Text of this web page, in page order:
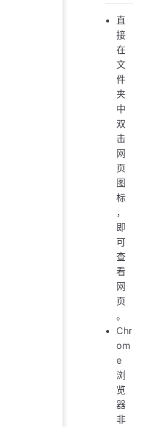
直
接
在
文
件
夹
中
双
击
网
页
图
标
，
即
可
查
看
网
页
。
Chr
om
e
浏
览
器
非